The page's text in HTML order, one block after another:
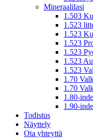
Mineraalilasi
1.503
1.523
1.523
1.523
1.523
1.523
1.523
1.70
1.70
1.80-
1.90-
Todistus
Näyttely
Ota yhteyttä